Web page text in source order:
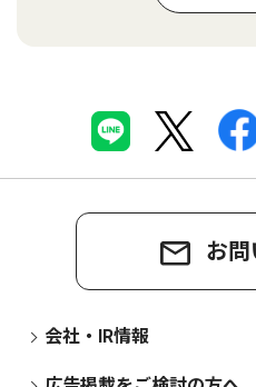
お
会社・IR情報